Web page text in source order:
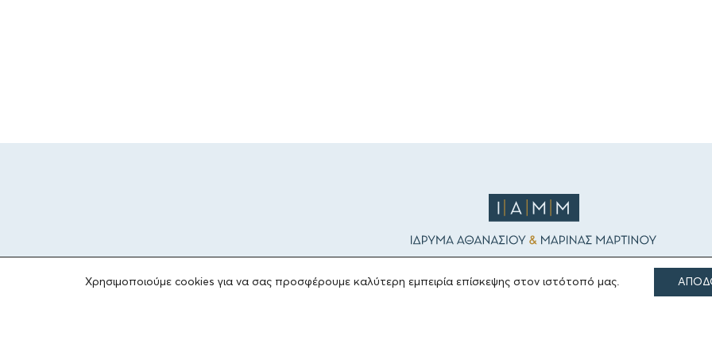
Χρησιμοποιούμε cookies για να σας προσφέρουμε καλύτερη εμπειρία επίσκεψης στον ιστότοπό μας.